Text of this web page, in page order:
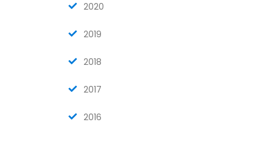
2020
2019
2018
2017
2016